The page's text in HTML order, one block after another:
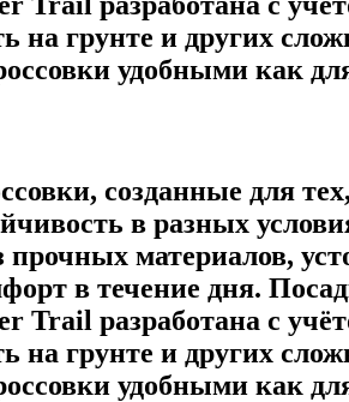
на грунте и других
удобными как
созданные для
в разных
материалов,
в течение дня.
Trail разработана с
на грунте и других
удобными как